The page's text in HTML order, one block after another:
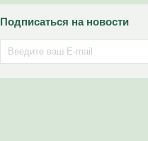
Подписаться на новости